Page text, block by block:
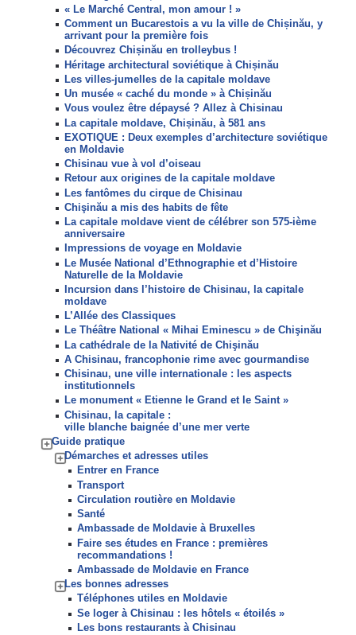
« Le Marché Central, mon amour ! »
Comment un Bucarestois a vu la ville de Chișinău, y
arrivant pour la première fois
Découvrez Chișinău en trolleybus !
Héritage architectural soviétique à Chișinău
Les villes-jumelles de la capitale moldave
Un musée « caché du monde » à Chișinău
Vous voulez être dépaysé ? Allez à Chisinau
La capitale moldave, Chișinău, à 581 ans
EXOTIQUE : Deux exemples d’architecture soviétique
en Moldavie
Chisinau vue à vol d’oiseau
Retour aux origines de la capitale moldave
Les fantômes du cirque de Chisinau
Chişinău a mis des habits de fête
La capitale moldave vient de célébrer son 575-ième
anniversaire
Impressions de voyage en Moldavie
Le Musée National d’Ethnographie et d’Histoire
Naturelle de la Moldavie
Incursion dans l’histoire de Chisinau, la capitale
moldave
L’Allée des Classiques
Le Théâtre National « Mihai Eminescu » de Chişinău
La cathédrale de la Nativité de Chişinău
A Chisinau, francophonie rime avec gourmandise
Chisinau, une ville internationale : les aspects
institutionnels
Le monument « Etienne le Grand et le Saint »
Chisinau, la capitale :
ville blanche baignée d’une mer verte
Guide pratique
Démarches et adresses utiles
Entrer en France
Transport
Circulation routière en Moldavie
Santé
Ambassade de Moldavie à Bruxelles
Faire ses études en France : premières
recommandations !
Ambassade de Moldavie en France
Les bonnes adresses
Téléphones utiles en Moldavie
Se loger à Chisinau : les hôtels « étoilés »
Les bons restaurants à Chisinau